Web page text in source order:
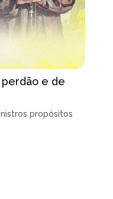
e de
propósitos